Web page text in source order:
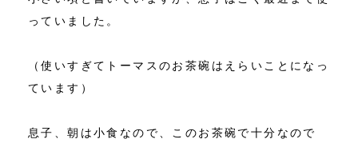
っていました。
（使いすぎてトーマスのお茶碗はえらいことになっ
ています）
息子、朝は小食なので、このお茶碗で十分なので